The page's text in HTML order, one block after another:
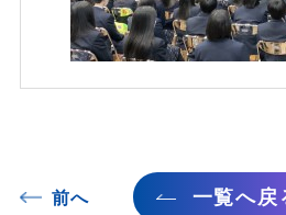
前へ 一覧へ戻